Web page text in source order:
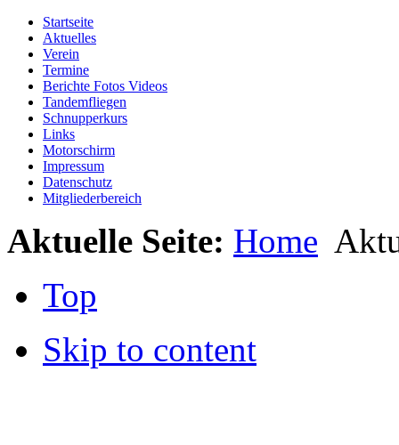
Startseite
Aktuelles
Verein
Termine
Berichte Fotos Videos
Tandemfliegen
Schnupperkurs
Links
Motorschirm
Impressum
Datenschutz
Mitgliederbereich
Aktuelle Seite: Home
Top
Skip to content